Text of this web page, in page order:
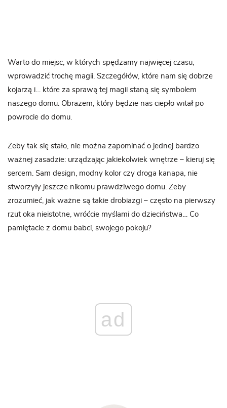
Warto do miejsc, w których spędzamy najwięcej czasu,
wprowadzić trochę magii. Szczegółów, które nam się dobrze
kojarzą i… które za sprawą tej magii staną się symbolem
naszego domu. Obrazem, który będzie nas ciepło witał po
powrocie do domu.
Żeby tak się stało, nie można zapominać o jednej bardzo
ważnej zasadzie: urządzając jakiekolwiek wnętrze – kieruj się
sercem. Sam design, modny kolor czy droga kanapa, nie
stworzyły jeszcze nikomu prawdziwego domu. Żeby
zrozumieć, jak ważne są takie drobiazgi – często na pierwszy
rzut oka nieistotne, wróćcie myślami do dzieciństwa… Co
pamiętacie z domu babci, swojego pokoju?
ad